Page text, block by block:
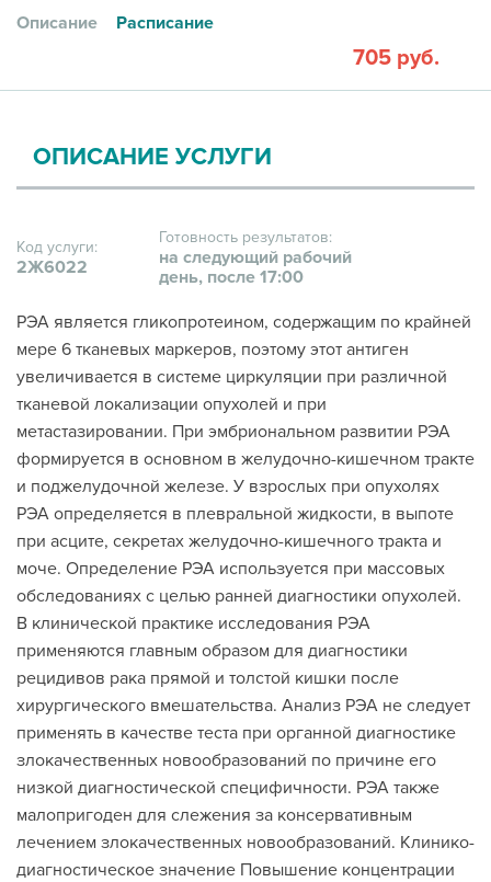
Описание Расписание
705 руб.
ОПИСАНИЕ УСЛУГИ
Код услуги:
2Ж6022
Готовность результатов:
на следующий рабочий
день, после 17:00
РЭА является гликопротеином, содержащим по крайней
мере 6 тканевых маркеров, поэтому этот антиген
увеличивается в системе циркуляции при различной
тканевой локализации опухолей и при
метастазировании. При эмбриональном развитии РЭА
формируется в основном в желудочно-кишечном тракте
и поджелудочной железе. У взрослых при опухолях
РЭА определяется в плевральной жидкости, в выпоте
при асците, секретах желудочно-кишечного тракта и
моче. Определение РЭА используется при массовых
обследованиях с целью ранней диагностики опухолей.
В клинической практике исследования РЭА
применяются главным образом для диагностики
рецидивов рака прямой и толстой кишки после
хирургического вмешательства. Анализ РЭА не следует
применять в качестве теста при органной диагностике
злокачественных новообразований по причине его
низкой диагностической специфичности. РЭА также
малопригоден для слежения за консервативным
лечением злокачественных новообразований. Клинико-
диагностическое значение Повышение концентрации